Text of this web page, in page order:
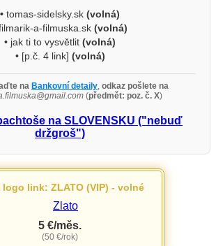
• tomas-sidelsky.sk (volná)
a-filmuska.sk (volná)
• jak ti to vysvětlit (volná)
• [p.č. 4 link] (volná)
na Bankovní detaily odkaz pošlete na
(předmět: poz. č. X)
na SLOVENSKU ("nebuď
držgroš")
logo link: ZLATO (VIP) - volné
5 €/měs.
(50 €/rok)